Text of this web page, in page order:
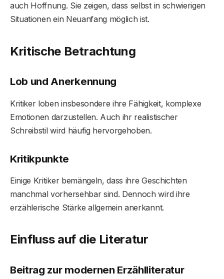
auch Hoffnung. Sie zeigen, dass selbst in schwierigen
Situationen ein Neuanfang möglich ist.
Kritische Betrachtung
Lob und Anerkennung
Kritiker loben insbesondere ihre Fähigkeit, komplexe
Emotionen darzustellen. Auch ihr realistischer
Schreibstil wird häufig hervorgehoben.
Kritikpunkte
Einige Kritiker bemängeln, dass ihre Geschichten
manchmal vorhersehbar sind. Dennoch wird ihre
erzählerische Stärke allgemein anerkannt.
Einfluss auf die Literatur
Beitrag zur modernen Erzählliteratur